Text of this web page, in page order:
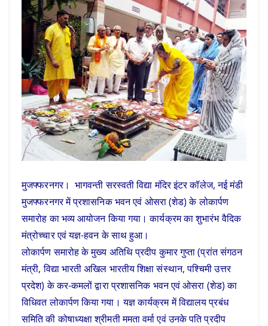
मुजफ्फरनगर। भागवन्ती सरस्वती विद्या मंदिर इंटर कॉलेज, नई मंडी
मुजफ्फरनगर में प्रशासनिक भवन एवं ओसरा (शेड) के लोकार्पण
समारोह का भव्य आयोजन किया गया। कार्यक्रम का शुभारंभ वैदिक
मंत्रोच्चार एवं यज्ञ-हवन के साथ हुआ।
लोकार्पण समारोह के मुख्य अतिथि प्रदीप कुमार गुप्ता (प्रांत संगठन
मंत्री, विद्या भारती अखिल भारतीय शिक्षा संस्थान, पश्चिमी उत्तर
प्रदेश) के कर-कमलों द्वारा प्रशासनिक भवन एवं ओसरा (शेड) का
विधिवत लोकार्पण किया गया। यज्ञ कार्यक्रम में विद्यालय प्रबंध
समिति की कोषाध्यक्षा श्रीमती ममता वर्मा एवं उनके पति प्रदीप